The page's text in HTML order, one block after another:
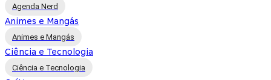
Agenda Nerd
Animes e Mangás
Animes e Mangás
Ciência e Tecnologia
Ciência e Tecnologia